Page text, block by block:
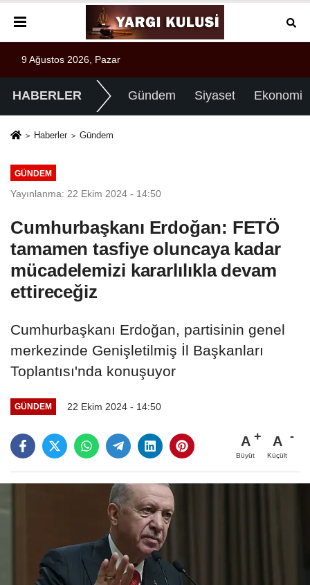
9 Ağustos 2026, Pazar
HABERLER Gündem Siyaset Ekonomi
Haberler Gündem
GÜNDEM
Yayınlanma: 22 Ekim 2024 - 14:50
Cumhurbaşkanı Erdoğan: FETÖ
tamamen tasfiye oluncaya kadar
mücadelemizi kararlılıkla devam
ettireceğiz
Cumhurbaşkanı Erdoğan, partisinin genel
merkezinde Genişletilmiş İl Başkanları
Toplantısı'nda konuşuyor
GÜNDEM 22 Ekim 2024 - 14:50
A
Büyüt
A
Küçült